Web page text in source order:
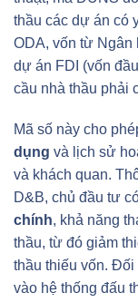
thầu các dự án có
ODA, vốn từ Ngân
dự án FDI (vốn
cầu nhà thầu phải
Mã số này cho
dụng và lịch sử
và khách quan.
D&B, chủ đầu tư
chính, khả năng
thầu, từ đó giảm
thầu thiếu vốn.
vào hệ thống đấu